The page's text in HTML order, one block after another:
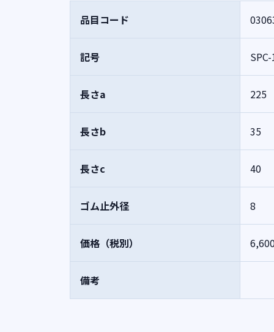
品目コード
記号
長さa 225
長さb 35
長さc 40
ゴム止外径 8
価格（税別）
備考